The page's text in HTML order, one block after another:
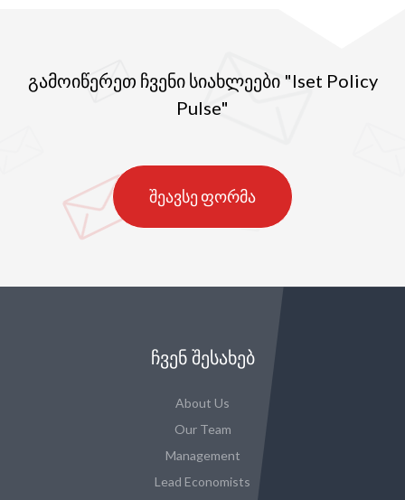
გამოიწერეთ ჩვენი სიახლეები "Iset Policy
Pulse"
შეავსე ფორმა
ᲩᲕᲔᲜ ᲨᲔᲡᲐᲮᲔᲑ
About Us
Our Team
Management
Lead Economists